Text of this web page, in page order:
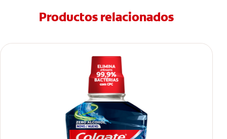
Productos relacionados